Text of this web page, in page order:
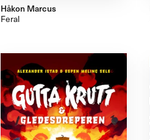
Håkon Marcus
Feral